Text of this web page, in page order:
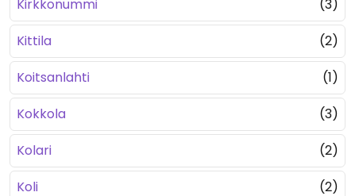
Kirkkonummi
(3)
Kittila
(2)
Koitsanlahti
(1)
Kokkola
(3)
Kolari
(2)
Koli
(2)